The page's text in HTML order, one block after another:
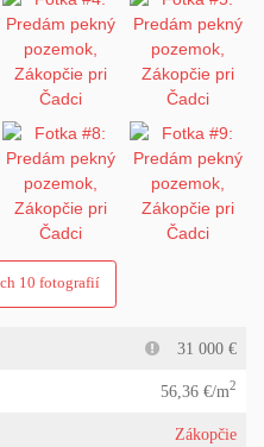
10 fotografií
31 000 €
56,36 €/m2
Zákopčie